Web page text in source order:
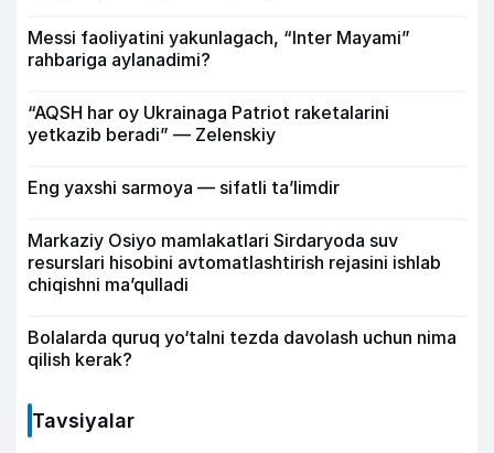
Messi faoliyatini yakunlagach, “Inter Mayami”
rahbariga aylanadimi?
“AQSH har oy Ukrainaga Patriot raketalarini
yetkazib beradi” — Zelenskiy
Eng yaxshi sarmoya — sifatli ta’limdir
Markaziy Osiyo mamlakatlari Sirdaryoda suv
resurslari hisobini avtomatlashtirish rejasini ishlab
chiqishni ma’qulladi
Bolalarda quruq yo‘talni tezda davolash uchun nima
qilish kerak?
Tavsiyalar